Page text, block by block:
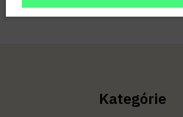
Kategórie